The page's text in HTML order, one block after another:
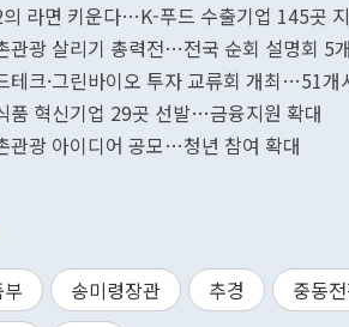
라면 키운다…K-푸드 수출기업 145곳
관광 살리기 총력전…전국 순회 설명회 5
테크·그린바이오 투자 교류회 개최…51개
품 혁신기업 29곳 선발…금융지원 확대
관광 아이디어 공모…청년 참여 확대
송미령장관 추경 중동